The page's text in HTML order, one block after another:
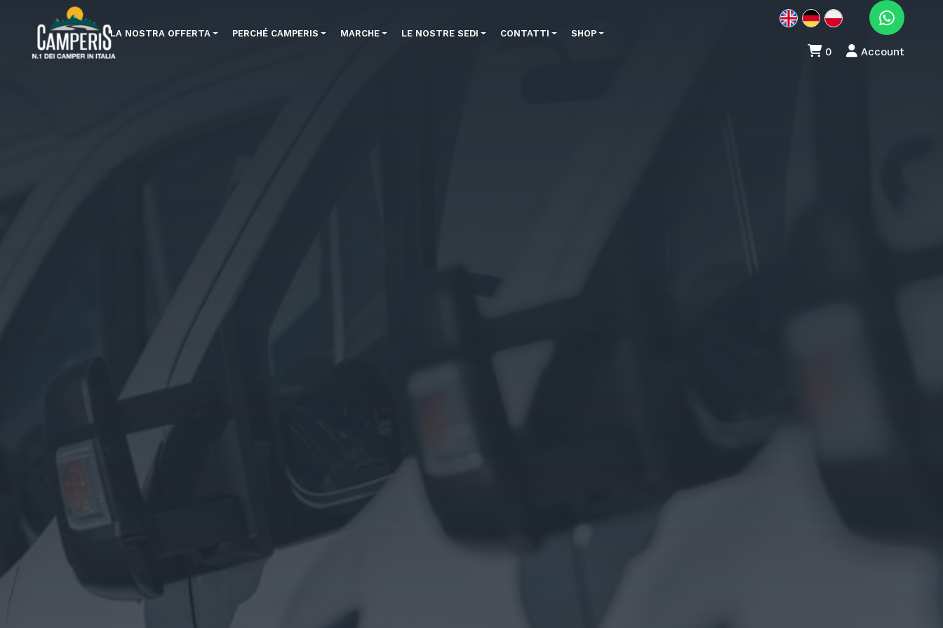
LA NOSTRA OFFERTA PERCHÉ CAMPERIS MARCHE LE NOSTRE SEDI CONTATTI SHOP
0 Account